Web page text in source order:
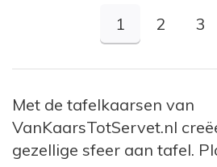
1 2 3
Met de tafelkaarsen van
VanKaarsTotServet.nl
gezellige sfeer aan tafel.